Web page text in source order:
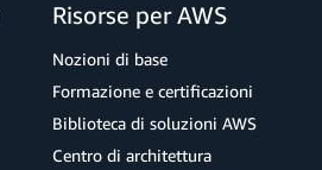
Risorse per AWS
Nozioni di base
Formazione e certificazioni
Biblioteca di soluzioni AWS
Centro di architettura